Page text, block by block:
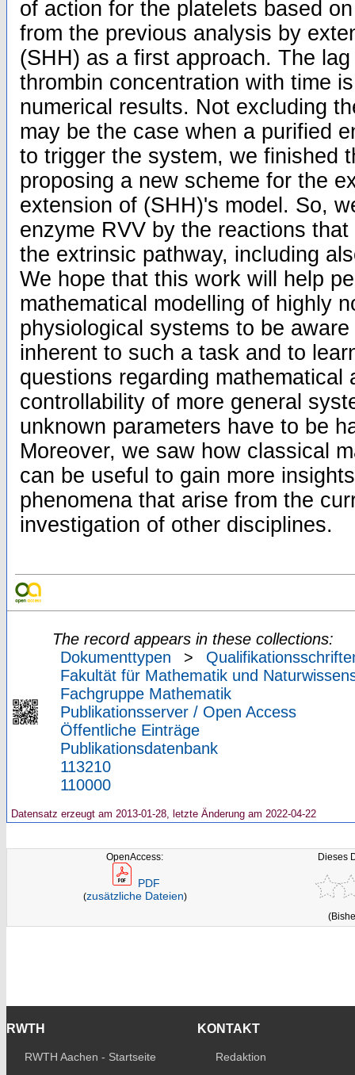
of action for the platelets based
from the previous analysis by
(SHH) as a first approach. The
thrombin concentration with time
numerical results. Not excluding
may be the case when a purified
to trigger the system, we finished
proposing a new scheme for the
extension of (SHH)'s model. So,
enzyme RVV by the reactions
the extrinsic pathway, including
We hope that this work will help
mathematical modelling of highly
physiological systems to be
inherent to such a task and to
questions regarding
controllability of more general
unknown parameters have to be
Moreover, we saw how classical
can be useful to gain more
phenomena that arise from the
investigation of other disciplines.
The record appears in these collections:
Dokumenttypen
>
Fakultät für Mathematik und
Fachgruppe Mathematik
Publikationsserver / Open Access
Öffentliche Einträge
Publikationsdatenbank
113210
110000
Datensatz erzeugt am 2013-01-28, letzte Änderung am 2022-04-22
OpenAccess:
PDF
(zusätzliche Dateien)
Dieses
RWTH
RWTH Aachen - Startseite
KONTAKT
Redaktion